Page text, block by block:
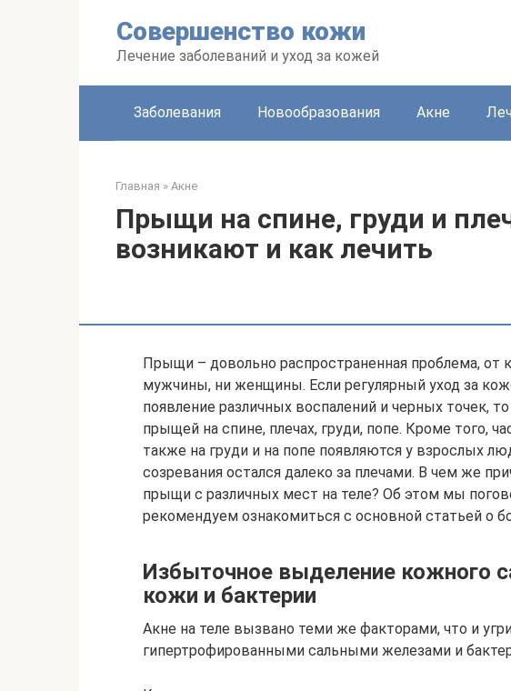
Совершенство кожи
Лечение заболеваний и уход за кожей
Заболевания Новообразования Акне
Главная » Акне
Прыщи на спине, груди и
возникают и как лечить
Прыщи – довольно распространенная проблема, от
мужчины, ни женщины. Если регулярный уход за
появление различных воспалений и черных точек,
прыщей на спине, плечах, груди, попе. Кроме того,
также на груди и на попе появляются у взрослых
созревания остался далеко за плечами. В чем же
прыщи с различных мест на теле? Об этом мы
рекомендуем ознакомиться с основной статьей о
Избыточное выделение кожного
кожи и бактерии
Акне на теле вызвано теми же факторами, что и
гипертрофированными сальными железами и